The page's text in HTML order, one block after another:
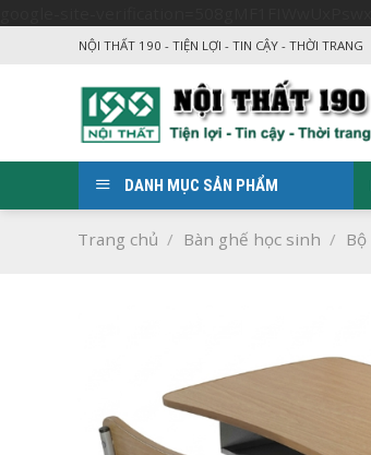
NỘI THẤT 190 - TIỆN LỢI - TIN CẬY - THỜI TRANG
DANH MỤC SẢN PHẨM
Trang chủ / Bàn ghế học sinh /